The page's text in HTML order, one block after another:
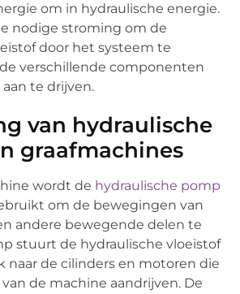
om in hydraulische energie.
nodige stroming om de
door het systeem te
verschillende componenten
te drijven.
van hydraulische
graafmachines
wordt de hydraulische pomp
om de bewegingen van
andere bewegende delen te
stuurt de hydraulische vloeistof
naar de cilinders en motoren die
de machine aandrijven. De